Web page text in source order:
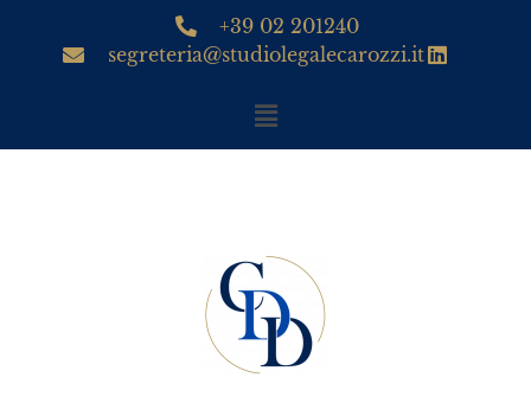
+39 02 201240
segreteria@studiolegalecarozzi.it